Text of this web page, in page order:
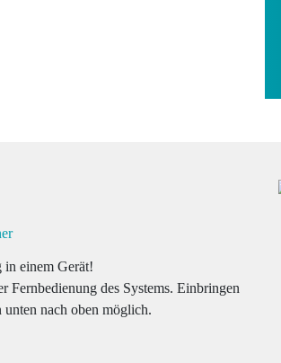
einem Gerät!
Fernbedienung des Systems. Einbringen
nach oben möglich.